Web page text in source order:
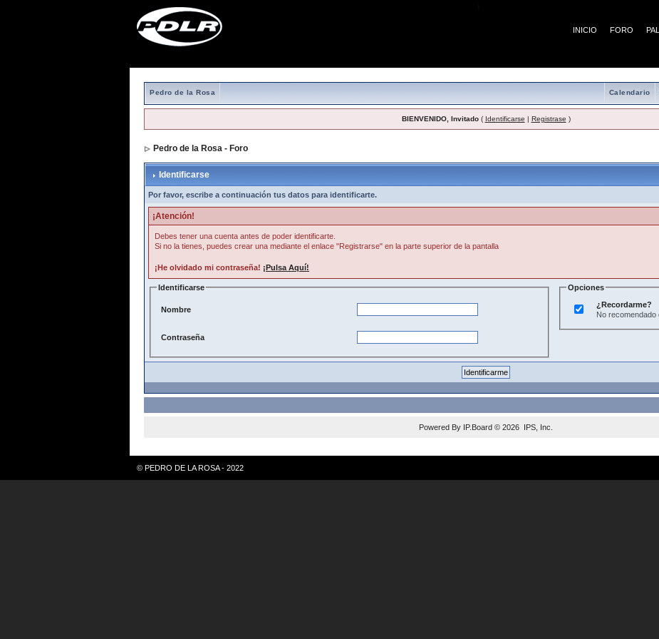
INICIO FORO
Pedro de la Rosa Calendario
BIENVENIDO, Invitado( Identificarse | Registrase )
Pedro de la Rosa - Foro
Identificarse
Por favor, escribe a continuación tus datos para identificarte.
¡Atención!
Debes tener una cuenta antes de poder identificarte.
Si no la tienes, puedes crear una mediante el enlace "Registrarse" en la parte superior de la pantalla
¡He olvidado mi contraseña! ¡Pulsa Aquí!
Identificarse
Nombre
Contraseña
Opciones
¿Recordarme?
No recomendado
Powered By IP.Board © 2026 IPS, Inc
© PEDRO DE LA ROSA - 2022